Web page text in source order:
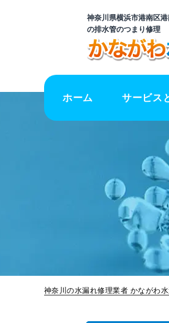
神奈川県横浜市港南区
の排水管のつまり修理
ホーム サービス
神奈川の水漏れ修理業者 かながわ水